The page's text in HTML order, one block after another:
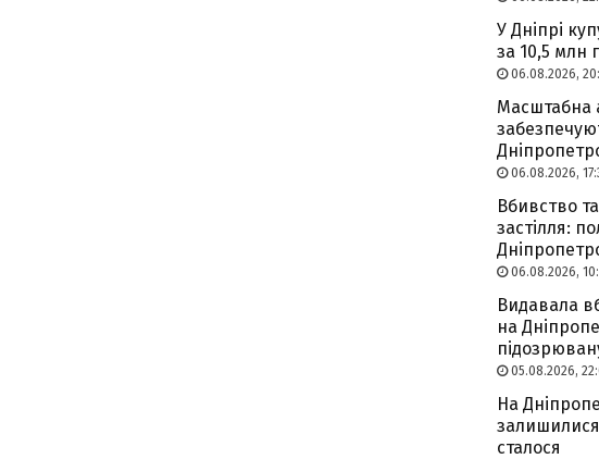
У Дніпрі
за 10,5 млн
06.08.2026,
Масштабна
06.08.2026,
Вбивство
застілля:
06.08.2026,
Видавала
на
05.08.2026,
На
сталося